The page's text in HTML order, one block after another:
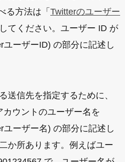
る方法は「 Twitterのユーザー
てください。ユーザー ID が
ーザーID) の部分に記述し
送信先を指定するために、
ウントのユーザー名を
ユーザー名) の部分に記述し
か所あります。例えばユー